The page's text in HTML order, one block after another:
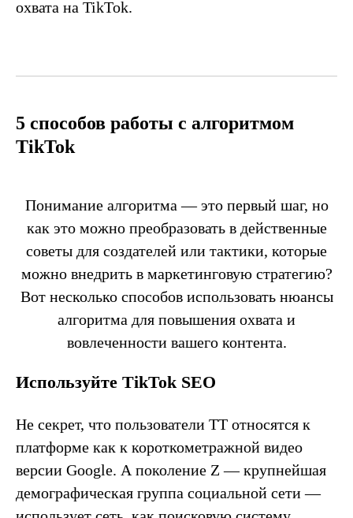
охвата на TikTok.
5 способов работы с алгоритмом
TikTok
Понимание алгоритма — это первый шаг, но
как это можно преобразовать в действенные
советы для создателей или тактики, которые
можно внедрить в маркетинговую стратегию?
Вот несколько способов использовать нюансы
алгоритма для повышения охвата и
вовлеченности вашего контента.
Используйте TikTok SEO
Не секрет, что пользователи TT относятся к
платформе как к короткометражной видео
версии Google. А поколение Z — крупнейшая
демографическая группа социальной сети —